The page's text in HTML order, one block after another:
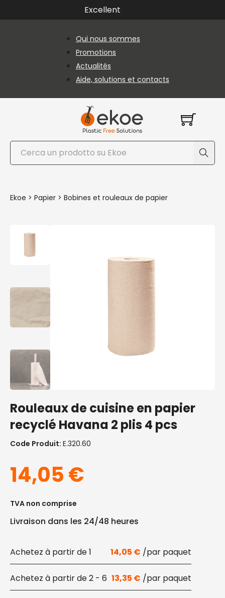
Passer au contenu principal
Passer au pied de page
Excellent
Qui nous sommes
Promotions
Actualités
Aide, solutions et contacts
Rechercher
Ekoe > Papier > Bobines et rouleaux de papier
Rouleaux de cuisine en papier
recyclé Havana 2 plis 4 pcs
Code Produit: E.320.60
14,05€
TVA non comprise
Livraison dans les 24/48 heures
1 14,05 €
2 - 6 13,35 €